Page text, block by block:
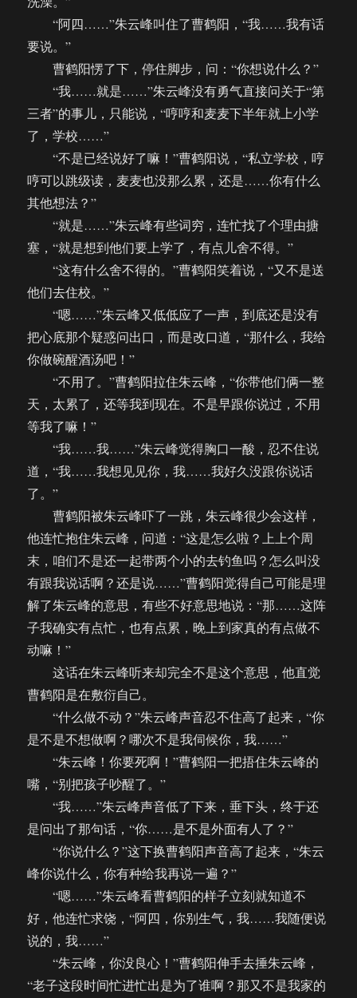
“阿四……”朱云峰叫住了曹鹤阳，“我……我有话
要说。”
曹鹤阳愣了下，停住脚步，问：“你想说什么？”
“我……就是……”朱云峰没有勇气直接问关于“第
三者”的事儿，只能说，“哼哼和麦麦下半年就上小学
了，学校……”
“不是已经说好了嘛！”曹鹤阳说，“私立学校，哼
哼可以跳级读，麦麦也没那么累，还是……你有什么
其他想法？”
“就是……”朱云峰有些词穷，连忙找了个理由搪
塞，“就是想到他们要上学了，有点儿舍不得。”
“这有什么舍不得的。”曹鹤阳笑着说，“又不是送
他们去住校。”
“嗯……”朱云峰又低低应了一声，到底还是没有
把心底那个疑惑问出口，而是改口道，“那什么，我给
你做碗醒酒汤吧！”
“不用了。”曹鹤阳拉住朱云峰，“你带他们俩一整
天，太累了，还等我到现在。不是早跟你说过，不用
等我了嘛！”
“我……我……”朱云峰觉得胸口一酸，忍不住说
道，“我……我想见见你，我……我好久没跟你说话
了。”
曹鹤阳被朱云峰吓了一跳，朱云峰很少会这样，
他连忙抱住朱云峰，问道：“这是怎么啦？上上个周
末，咱们不是还一起带两个小的去钓鱼吗？怎么叫没
有跟我说话啊？还是说……”曹鹤阳觉得自己可能是理
解了朱云峰的意思，有些不好意思地说：“那……这阵
子我确实有点忙，也有点累，晚上到家真的有点做不
动嘛！”
这话在朱云峰听来却完全不是这个意思，他直觉
曹鹤阳是在敷衍自己。
“什么做不动？”朱云峰声音忍不住高了起来，“你
是不是不想做啊？哪次不是我伺候你，我……”
“朱云峰！你要死啊！”曹鹤阳一把捂住朱云峰的
嘴，“别把孩子吵醒了。”
“我……”朱云峰声音低了下来，垂下头，终于还
是问出了那句话，“你……是不是外面有人了？”
“你说什么？”这下换曹鹤阳声音高了起来，“朱云
峰你说什么，你有种给我再说一遍？”
“嗯……”朱云峰看曹鹤阳的样子立刻就知道不
好，他连忙求饶，“阿四，你别生气，我……我随便说
说的，我……”
“朱云峰，你没良心！”曹鹤阳伸手去捶朱云峰，
“老子这段时间忙进忙出是为了谁啊？那又不是我家的